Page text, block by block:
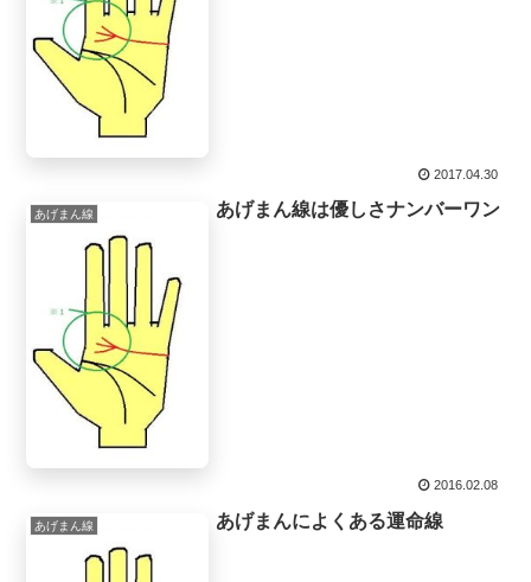
2017.04.30
あげまん線 あげまん線は優しさナンバーワン
2016.02.08
あげまん線 あげまんによくある運命線